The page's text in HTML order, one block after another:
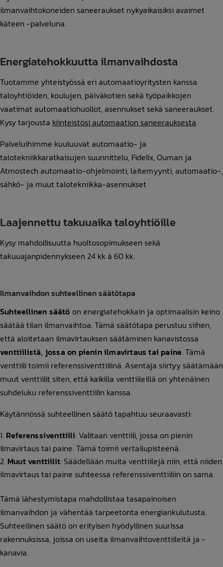
ilmanvaihtokoneiden saneeraukset nykyaikaisiksi avaimet
käteen -palveluna.
Energiatehokkuutta ilmanvaihdosta
Tuotamme yhteistyössä eri automaatioyritysten kanssa
taloyhtiöiden, koulujen, päiväkotien sekä työpaikkojen
vaatimat automaatiohuollot, asennukset sekä saneeraukset.
Kysy tarjousta kiinteistösi automaation saneerauksesta.
Palveluihimme kuuluuvat automaatio- ja
talotekniikkaratkaisujen suunnittelu, Fidelix, Ouman ja
Atmostech automaatio-ohjelmointi, laitemyynti, automaatio-,
sähkö- ja muut talotekniikka-asennukset
Laajennettu takuuaika taloyhtiöille
Kysy mahdollisuutta huoltosopimukseen sekä
takuuajanpidennykseen 24 kk à 60 kk.
Ilmanvaihdon suhteellinen säätötapa
Suhteellinen säätö on energiatehokkain ja optimaalisin keino
säätää tilan ilmanvaihtoa. Tämä säätötapa perustuu siihen,
että aloitetaan ilmavirtauksen säätäminen kanavistossa
venttiilistä, jossa on pienin ilmavirtaus tai paine. Tämä
venttiili toimii referenssiventtiilinä. Asentaja siirtyy säätämään
muut venttiilit siten, että kaikilla venttiileillä on yhtenäinen
suhdeluku referenssiventtiilin kanssa.
Käytännössä suhteellinen säätö tapahtuu seuraavasti:
Referenssiventtiili: Valitaan venttiili, jossa on pienin
ilmavirtaus tai paine. Tämä toimii vertailupisteenä.
Muut venttiilit: Säädellään muita venttiilejä niin, että niiden
ilmavirtaus tai paine suhteessa referenssiventtiiliin on sama.
Tämä lähestymistapa mahdollistaa tasapainoisen
ilmanvaihdon ja vähentää tarpeetonta energiankulutusta.
Suhteellinen säätö on erityisen hyödyllinen suurissa
rakennuksissa, joissa on useita ilmanvaihtoventtiileitä ja -
kanavia.